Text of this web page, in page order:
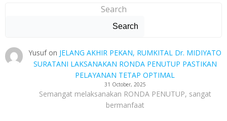
Search
Search
Yusufon JELANG AKHIR PEKAN, RUMKITAL Dr. MIDIYATO
SURATANI LAKSANAKAN RONDA PENUTUP PASTIKAN
PELAYANAN TETAP OPTIMAL
31 October, 2025
Semangat melaksanakan RONDA PENUTUP, sangat
bermanfaat